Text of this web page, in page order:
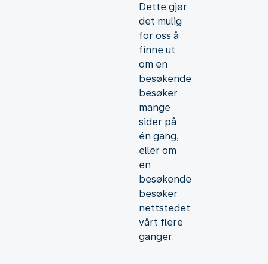
Dette gjør
det mulig
for oss å
finne ut
om en
besøkende
besøker
mange
sider på
én gang,
eller om
en
besøkende
besøker
nettstedet
vårt flere
ganger.